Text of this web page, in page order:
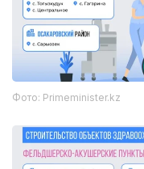
Фото: Рrimeminister.kz